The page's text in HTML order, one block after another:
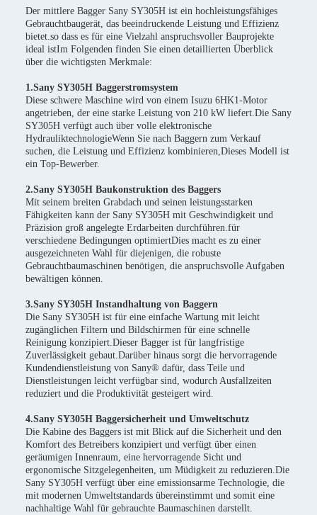
Der mittlere Bagger Sany SY305H ist ein hochleistungsfähiges
Gebrauchtbaugerät, das beeindruckende Leistung und Effizienz
bietet.so dass es für eine Vielzahl anspruchsvoller Bauprojekte
ideal istIm Folgenden finden Sie einen detaillierten Überblick
über die wichtigsten Merkmale:
1.Sany SY305H Baggerstromsystem
Diese schwere Maschine wird von einem Isuzu 6HK1-Motor
angetrieben, der eine starke Leistung von 210 kW liefert.Die Sany
SY305H verfügt auch über volle elektronische
HydrauliktechnologieWenn Sie nach Baggern zum Verkauf
suchen, die Leistung und Effizienz kombinieren,Dieses Modell ist
ein Top-Bewerber.
2.Sany SY305H Baukonstruktion des Baggers
Mit seinem breiten Grabdach und seinen leistungsstarken
Fähigkeiten kann der Sany SY305H mit Geschwindigkeit und
Präzision groß angelegte Erdarbeiten durchführen.für
verschiedene Bedingungen optimiertDies macht es zu einer
ausgezeichneten Wahl für diejenigen, die robuste
Gebrauchtbaumaschinen benötigen, die anspruchsvolle Aufgaben
bewältigen können.
3.Sany SY305H Instandhaltung von Baggern
Die Sany SY305H ist für eine einfache Wartung mit leicht
zugänglichen Filtern und Bildschirmen für eine schnelle
Reinigung konzipiert.Dieser Bagger ist für langfristige
Zuverlässigkeit gebaut.Darüber hinaus sorgt die hervorragende
Kundendienstleistung von Sany® dafür, dass Teile und
Dienstleistungen leicht verfügbar sind, wodurch Ausfallzeiten
reduziert und die Produktivität gesteigert wird.
4.Sany SY305H Baggersicherheit und Umweltschutz
Die Kabine des Baggers ist mit Blick auf die Sicherheit und den
Komfort des Betreibers konzipiert und verfügt über einen
geräumigen Innenraum, eine hervorragende Sicht und
ergonomische Sitzgelegenheiten, um Müdigkeit zu reduzieren.Die
Sany SY305H verfügt über eine emissionsarme Technologie, die
mit modernen Umweltstandards übereinstimmt und somit eine
nachhaltige Wahl für gebrauchte Baumaschinen darstellt.